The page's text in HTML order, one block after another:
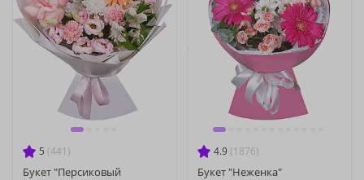
5 (441)
Букет "Персиковый
4.9 (1876)
Букет "Неженка"